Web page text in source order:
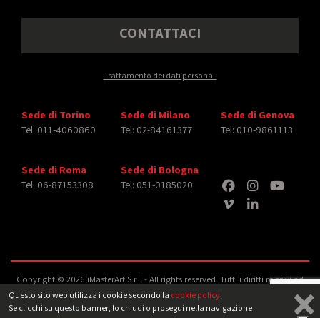
Questo sito web utilizza i cookie secondo la cookie policy.
Se clicchi su questo banner, lo chiudi o prosegui nella navigazione
×
CONTATTACI
Trattamento dei dati personali
Sede di Torino
Tel: 011-4060860
Sede di Milano
Tel: 02-84161377
Sede di Genova
Tel: 010-9861113
Sede di Roma
Tel: 06-87153308
Sede di Bologna
Tel: 051-0185020
Copyright © 2026 iMasterArt S.r.l. ‐ All rights reserved. Tutti i diritti relativi ad
immagini e video pubblicati sono dei rispettiviaventi diritto Note legali